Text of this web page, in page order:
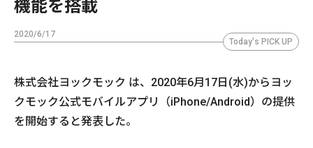
機能を搭載
2020/6/17
Today's PICK UP
株式会社ヨックモック は、2020年6月17日(水)からヨッ
クモック公式モバイルアプリ（iPhone/Android）の提供
を開始すると発表した。